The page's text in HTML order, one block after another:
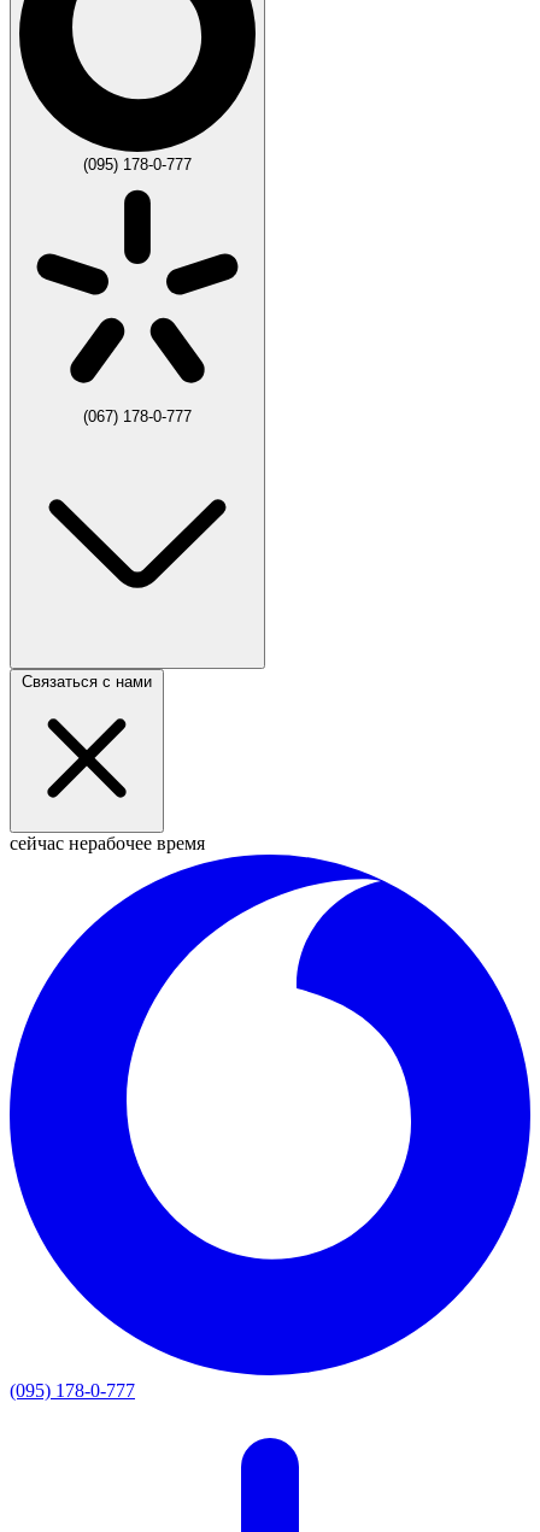
(095) 178-0-777
(067) 178-0-777
Связаться с нами
сейчас нерабочее время
(095) 178-0-777